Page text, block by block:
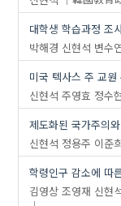
대학생 학습과정 조
박해경 신현석 변수
미국 텍사스 주 교
신현석 주영효 정수
제도화된 국가주의
신현석 정용주 이준희
학령인구 감소에 따
김영상 조영재 신현